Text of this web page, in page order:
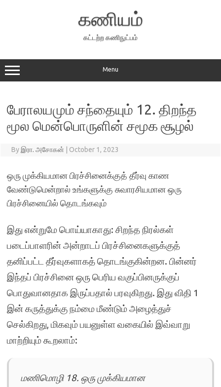
கணியம்
கட்டற்ற கணிநுட்பம்
Menu
பேராலயமும் சந்தையும் 12. திறந்த
மூல மென்பொருளின் சமூக சூழல்
By இரா. அசோகன் October 1, 2023
ஒரு முக்கியமான பிரச்சினைக்குத் தீர்வு காண
வேண்டுமென்றால் உங்களுக்கு சுவாரசியமான ஒரு
பிரச்சினையில் தொடங்கவும்
இது என்றுமே பொய்யாகாது: சிறந்த நிரல்கள்
படைப்பாளரின் அன்றாடப் பிரச்சினைகளுக்குத்
தனிப்பட்ட தீர்வுகளாகத் தொடங்குகின்றன. பின்னர்
இந்தப் பிரச்சினை ஒரு பெரிய வகுப்பினருக்குப்
பொதுவானதாக இருப்பதால் பரவுகிறது. இது விதி 1
இன் கருத்துக்கு நம்மை மீண்டும் அழைத்துச்
செல்கிறது, மிகவும் பயனுள்ள வகையில் இவ்வாறு
மாற்றியும் கூறலாம்:
மணிமொழி 18. ஒரு முக்கியமான